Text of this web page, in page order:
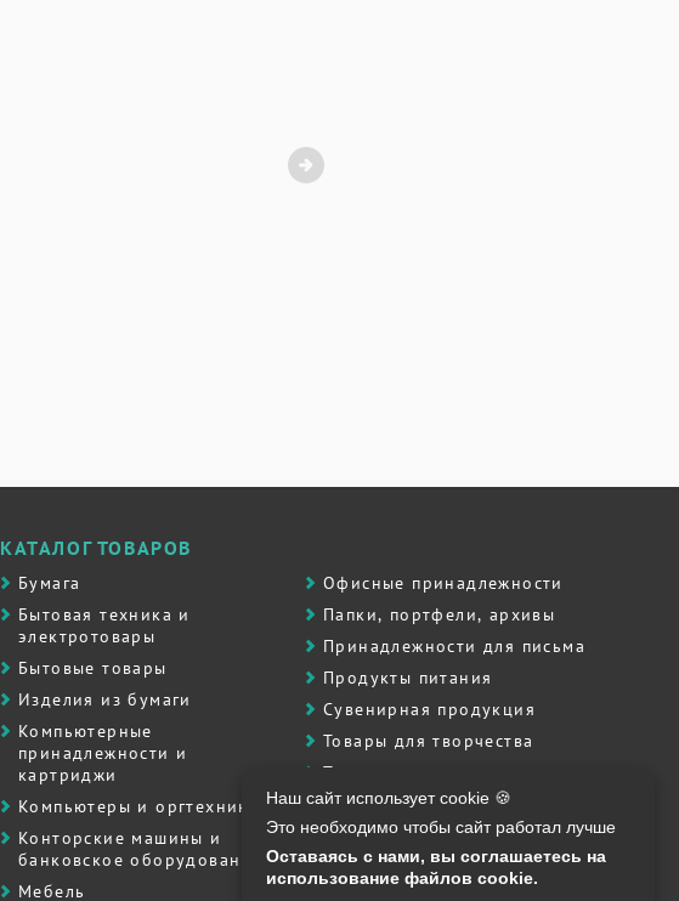
КАТАЛОГ ТОВАРОВ
Бумага
Бытовая техника и
электротовары
Бытовые товары
Изделия из бумаги
Компьютерные
принадлежности и
картриджи
Компьютеры и оргтехника
Контоpские машины и
банковское оборудование
Мебель
Офисные принадлежности
Папки, портфели, архивы
Принадлежности для письма
Продукты питания
Сувенирная продукция
Товары для творчества
Товары для школы
Хозяйственные товары
Штемпельная продукция
Полиграфия, печати, штампы
Наш сайт использует cookie 🍪
Это необходимо чтобы сайт работал лучше
Оставаясь с нами, вы соглашаетесь на
использование файлов cookie.